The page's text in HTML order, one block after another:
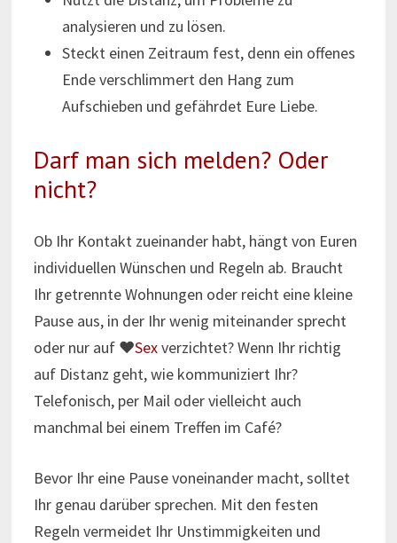
analysieren und zu lösen.
Steckt einen Zeitraum fest, denn ein offenes
Ende verschlimmert den Hang zum
Aufschieben und gefährdet Eure Liebe.
Darf man sich melden? Oder
nicht?
Ob Ihr Kontakt zueinander habt, hängt von Euren
individuellen Wünschen und Regeln ab. Braucht
Ihr getrennte Wohnungen oder reicht eine kleine
Pause aus, in der Ihr wenig miteinander sprecht
oder nur auf ♥Sexverzichtet? Wenn Ihr richtig
auf Distanz geht, wie kommuniziert Ihr?
Telefonisch, per Mail oder vielleicht auch
manchmal bei einem Treffen im Café?
Bevor Ihr eine Pause voneinander macht, solltet
Ihr genau darüber sprechen. Mit den festen
Regeln vermeidet Ihr Unstimmigkeiten und